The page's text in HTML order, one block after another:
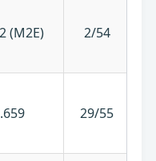
(M2E) 2/54
29/55